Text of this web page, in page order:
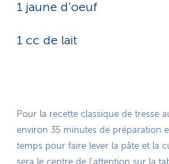
1 jaune d’oeuf
1 cc de lait
Pour la recette classique de tresse
environ 35 minutes de préparation
temps pour faire lever la pâte et la
sera le centre de l’attention sur la